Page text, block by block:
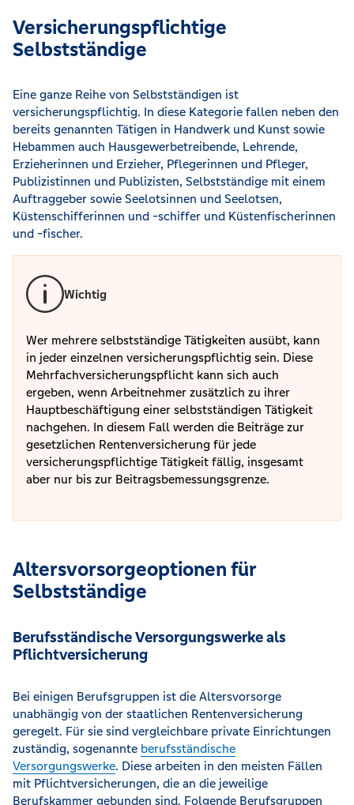
Versicherungspflichtige
Selbstständige
Eine ganze Reihe von Selbstständigen ist
versicherungspflichtig. In diese Kategorie fallen neben den
bereits genannten Tätigen in Handwerk und Kunst sowie
Hebammen auch Hausgewerbetreibende, Lehrende,
Erzieherinnen und Erzieher, Pflegerinnen und Pfleger,
Publizistinnen und Publizisten, Selbstständige mit einem
Auftraggeber sowie Seelotsinnen und Seelotsen,
Küstenschifferinnen und -schiffer und Küstenfischerinnen
und -fischer.
Wichtig
Wer mehrere selbstständige Tätigkeiten ausübt, kann
in jeder einzelnen versicherungspflichtig sein. Diese
Mehrfachversicherungspflicht kann sich auch
ergeben, wenn Arbeitnehmer zusätzlich zu ihrer
Hauptbeschäftigung einer selbstständigen Tätigkeit
nachgehen. In diesem Fall werden die Beiträge zur
gesetzlichen Rentenversicherung für jede
versicherungspflichtige Tätigkeit fällig, insgesamt
aber nur bis zur Beitragsbemessungsgrenze.
Altersvorsorgeoptionen für
Selbstständige
Berufsständische Versorgungswerke als
Pflichtversicherung
Bei einigen Berufsgruppen ist die Altersvorsorge
unabhängig von der staatlichen Rentenversicherung
geregelt. Für sie sind vergleichbare private Einrichtungen
zuständig, sogenannte berufsständische
Versorgungswerke. Diese arbeiten in den meisten Fällen
mit Pflichtversicherungen, die an die jeweilige
Berufskammer gebunden sind. Folgende Berufsgruppen